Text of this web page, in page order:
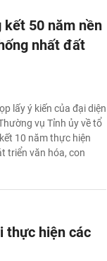
kết 50 năm nền
nhất đất
lấy ý kiến của đại diện
vụ Tỉnh ủy về tổ
10 năm thực hiện
triển văn hóa, con
thực hiện các